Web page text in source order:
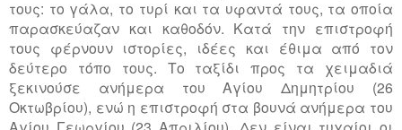
τους: το γάλα, το τυρί και τα υφαντά τους, τα οποία
παρασκεύαζαν και καθοδόν. Κατά την επιστροφή
τους φέρνουν ιστορίες, ιδέες και έθιμα από τον
δεύτερο τόπο τους. Το ταξίδι προς τα χειμαδιά
ξεκινούσε ανήμερα του Αγίου Δημητρίου (26
Οκτωβρίου), ενώ η επιστροφή στα βουνά ανήμερα του
Αγίου Γεωργίου (23 Απριλίου). Δεν είναι τυχαίοι οι